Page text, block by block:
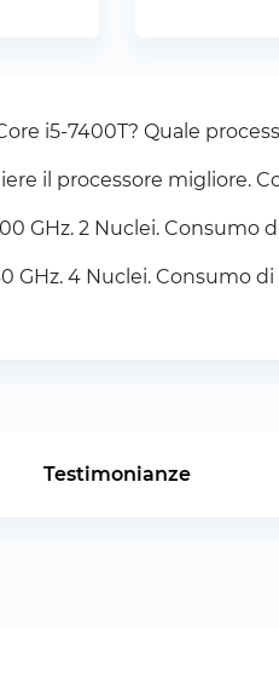
i5-7400T? Quale
il processore migliore.
GHz. 2 Nuclei. Consumo
4 Nuclei. Consumo di
Testimonianze